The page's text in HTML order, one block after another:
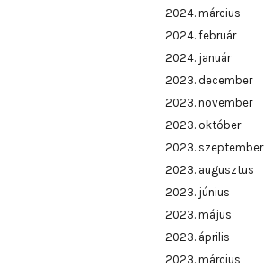
2024. március
2024. február
2024. január
2023. december
2023. november
2023. október
2023. szeptember
2023. augusztus
2023. június
2023. május
2023. április
2023. március